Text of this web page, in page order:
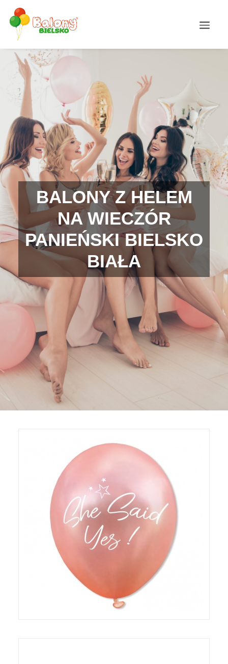
BALONY Z HELEM
NA WIECZÓR
PANIEŃSKI BIELSKO
BIAŁA